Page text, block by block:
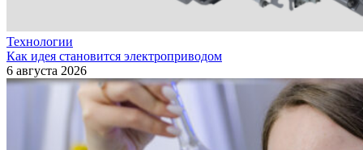
Технологии
Как идея становится электроприводом
6 августа 2026